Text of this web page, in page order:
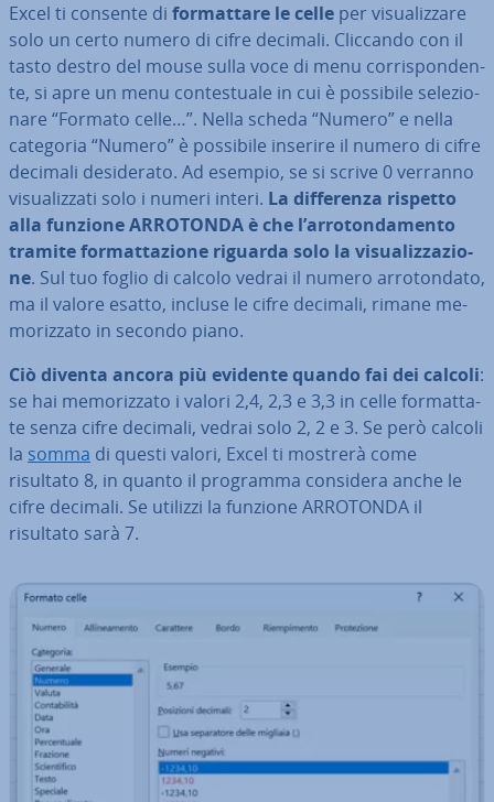
Excel ti consente di for­mat­ta­re le celle per vi­sua­liz­za­re
solo un certo numero di cifre decimali. Cliccando con il
tasto destro del mouse sulla voce di menu cor­ri­spon­den­
te, si apre un menu con­te­stua­le in cui è possibile se­le­zio­
na­re “Formato celle…”. Nella scheda “Numero” e nella
categoria “Numero” è possibile inserire il numero di cifre
decimali de­si­de­ra­to. Ad esempio, se si scrive 0 verranno
vi­sua­liz­za­ti solo i numeri interi. La dif­fe­ren­za rispetto
alla funzione ARROTONDA è che l’ar­ro­ton­da­men­to
tramite for­mat­ta­zio­ne riguarda solo la vi­sua­liz­za­zio­
ne. Sul tuo foglio di calcolo vedrai il numero ar­ro­ton­da­to,
ma il valore esatto, incluse le cifre decimali, rimane me­
mo­riz­za­to in secondo piano.
Ciò diventa ancora più evidente quando fai dei calcoli:
se hai me­mo­riz­za­to i valori 2,4, 2,3 e 3,3 in celle for­mat­ta­
te senza cifre decimali, vedrai solo 2, 2 e 3. Se però calcoli
la somma di questi valori, Excel ti mostrerà come
risultato 8, in quanto il programma considera anche le
cifre decimali. Se utilizzi la funzione ARROTONDA il
risultato sarà 7.